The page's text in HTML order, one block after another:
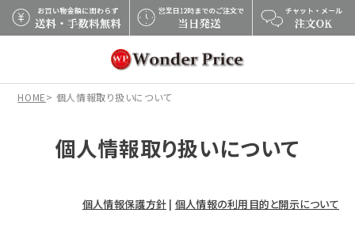
×
HOME 個人情報取り扱いについて
個人情報取り扱いについて
個人情報保護方針 | 個人情報の利用目的と開示について